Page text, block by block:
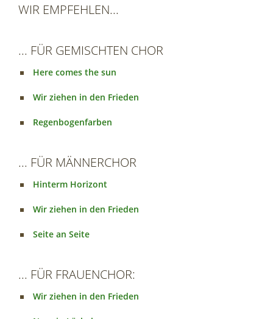
WIR EMPFEHLEN...
... FÜR GEMISCHTEN CHOR
Here comes the sun
Wir ziehen in den Frieden
Regenbogenfarben
... FÜR MÄNNERCHOR
Hinterm Horizont
Wir ziehen in den Frieden
Seite an Seite
... FÜR FRAUENCHOR:
Wir ziehen in den Frieden